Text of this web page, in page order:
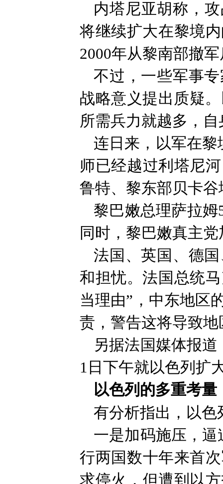
内塔尼亚胡称，
将继续扩大在黎境
2000年从黎南部撤
不过，一些军事
战略意义提出质疑
所需兵力就越多，
连日来，以军在黎
师已经越过利塔尼
鲁特、黎东部贝卡谷
黎巴嫩总理萨拉
同时，黎巴嫩真主
法国、英国、德
和担忧。法国总统
当理由”，中东地区
责，警告这将导致
另据法国媒体报
1日下午就以色列扩
以色列的多重考量
有分析指出，以色
一是加码施压，
行两国数十年来首
求停火，但遭到以